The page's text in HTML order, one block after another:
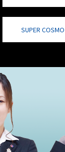
SUPER